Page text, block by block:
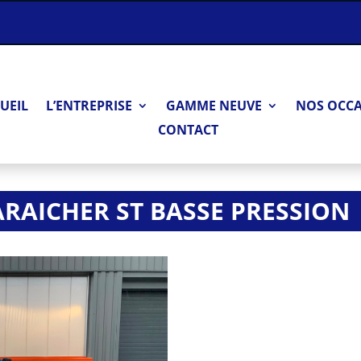
L’ENTREPRISE GAMME NEUVE
NOS
CONTACT
ST BASSE PRESSION